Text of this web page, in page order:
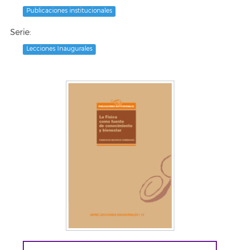
Publicaciones institucionales
Serie:
Lecciones Inaugurales